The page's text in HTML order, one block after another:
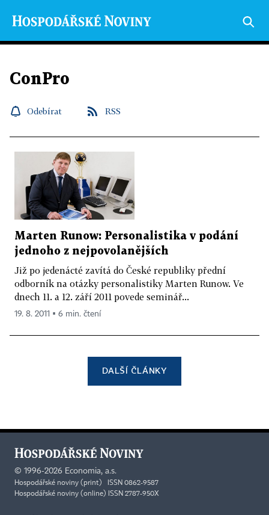
ConPro
Odebírat RSS
Marten Runow: Personalistika v podání
jednoho z nejpovolanějších
Již po jedenácté zavítá do České republiky přední
odborník na otázky personalistiky Marten Runow. Ve
dnech 11. a 12. září 2011 povede seminář...
19. 8. 2011 ▪ 6 min. čtení
DALŠÍ ČLÁNKY
© 1996-2026 Economia, a.s.
Hospodářské noviny (print) ISSN 0862-9587
Hospodářské noviny (online) ISSN 2787-950X